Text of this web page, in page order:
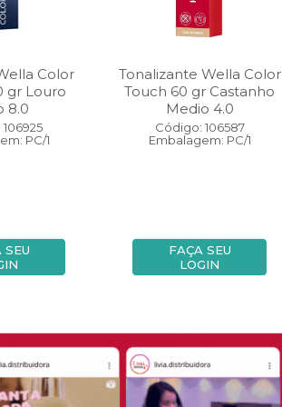
Color
gr Louro
8.0
PC/1
SEU
Tonalizante Wella Color
Touch 60 gr Castanho
Medio 4.0
Código: 106587
Embalagem: PC/1
FAÇA SEU
LOGIN